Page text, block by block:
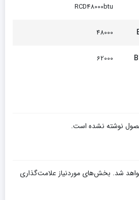
RCD48000btu
48000
62000
نوشته نشده است.
شد. بخش‌های موردنیاز علامت‌گذاری